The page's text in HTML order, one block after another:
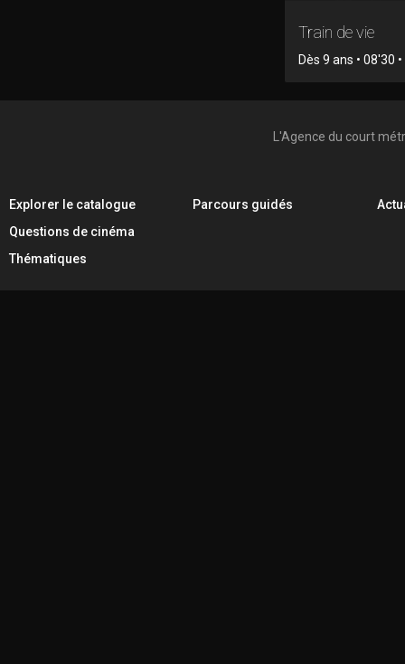
Train de vie
Dès 9 ans • 08'30
L'Agence du court
Explorer le catalogue
Questions de cinéma
Thématiques
Parcours guidés